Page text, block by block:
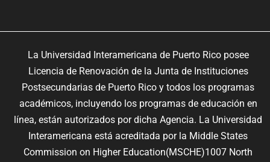
La Universidad Interamericana de Puerto Rico posee
Licencia de Renovación de la Junta de Instituciones
Postsecundarias de Puerto Rico y todos los programas
académicos, incluyendo los programas de educación en
línea, están autorizados por dicha Agencia. La Universidad
Interamericana está acreditada por la Middle States
Commission on Higher Education(MSCHE)1007 North